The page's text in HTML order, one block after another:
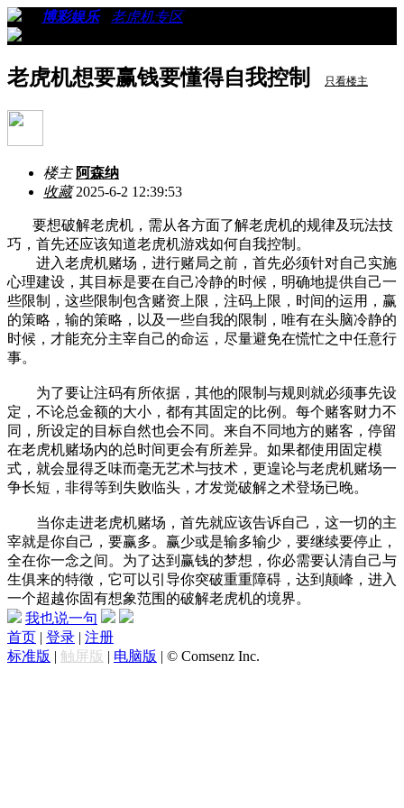
博彩娱乐 老虎机专区
老虎机想要赢钱要懂得自我控制 只看楼主
楼主 阿森纳
收藏2025-6-2 12:39:53
要想破解老虎机，需从各方面了解老虎机的规律及玩法技
巧，首先还应该知道老虎机游戏如何自我控制。
进入老虎机赌场，进行赌局之前，首先必须针对自己实施
心理建设，其目标是要在自己冷静的时候，明确地提供自己一
些限制，这些限制包含赌资上限，注码上限，时间的运用，赢
的策略，输的策略，以及一些自我的限制，唯有在头脑冷静的
时候，才能充分主宰自己的命运，尽量避免在慌忙之中任意行
事。
为了要让注码有所依据，其他的限制与规则就必须事先设
定，不论总金额的大小，都有其固定的比例。每个赌客财力不
同，所设定的目标自然也会不同。来自不同地方的赌客，停留
在老虎机赌场内的总时间更会有所差异。如果都使用固定模
式，就会显得乏味而毫无艺术与技术，更遑论与老虎机赌场一
争长短，非得等到失败临头，才发觉破解之术登场已晚。
当你走进老虎机赌场，首先就应该告诉自己，这一切的主
宰就是你自己，要赢多。赢少或是输多输少，要继续要停止，
全在你一念之间。为了达到赢钱的梦想，你必需要认清自己与
生俱来的特徵，它可以引导你突破重重障碍，达到颠峰，进入
一个超越你固有想象范围的破解老虎机的境界。
我也说一句
首页 | 登录 | 注册
标准版 | 触屏版 | 电脑版 | © Comsenz Inc.